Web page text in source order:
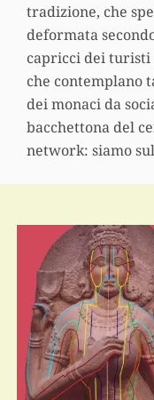
tradizione, che
deformata
capricci dei turisti
che contemplano
dei monaci da
bacchettona del
network: siamo